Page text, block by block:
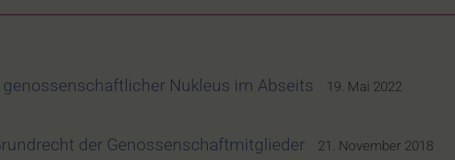
genossenschaftlicher Nukleus im Abseits 19. Mai 2022
der Genossenschaftmitglieder 21. November 2018